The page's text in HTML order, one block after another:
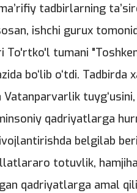
tadbirlarning
ishchi gurux
To'rtko'l tumani
bo‘lib o‘tdi. Tadbirda
qadriyatlarga
belgilab
totuvlik,
qadriyatlarga amal